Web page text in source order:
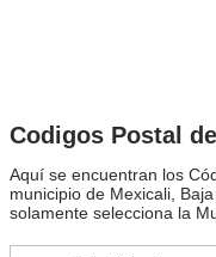
Codigos Postal
Aquí se encuentran los
municipio de Mexicali,
solamente selecciona la